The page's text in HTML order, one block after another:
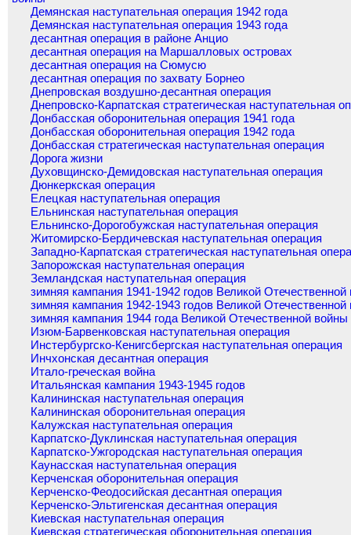
Демянская наступательная операция 1942 года
Демянская наступательная операция 1943 года
десантная операция в районе Анцио
десантная операция на Маршалловых островах
десантная операция на Сюмусю
десантная операция по захвату Борнео
Днепровская воздушно-десантная операция
Днепровско-Карпатская стратегическая наступательная
Донбасская оборонительная операция 1941 года
Донбасская оборонительная операция 1942 года
Донбасская стратегическая наступательная операция
Дорога жизни
Духовщинско-Демидовская наступательная операция
Дюнкеркская операция
Елецкая наступательная операция
Ельнинская наступательная операция
Ельнинско-Дорогобужская наступательная операция
Житомирско-Бердичевская наступательная операция
Западно-Карпатская стратегическая наступательная
Запорожская наступательная операция
Земландская наступательная операция
зимняя кампания 1941-1942 годов Великой
зимняя кампания 1942-1943 годов Великой
зимняя кампания 1944 года Великой Отечественной войны
Изюм-Барвенковская наступательная операция
Инстербургско-Кенигсбергская наступательная операция
Инчхонская десантная операция
Итало-греческая война
Итальянская кампания 1943-1945 годов
Калининская наступательная операция
Калининская оборонительная операция
Калужская наступательная операция
Карпатско-Дуклинская наступательная операция
Карпатско-Ужгородская наступательная операция
Каунасская наступательная операция
Керченская оборонительная операция
Керченско-Феодосийская десантная операция
Керченско-Эльтигенская десантная операция
Киевская наступательная операция
Киевская стратегическая оборонительная операция